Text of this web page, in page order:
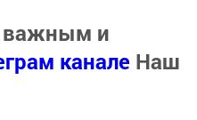
важным и
канале Наш